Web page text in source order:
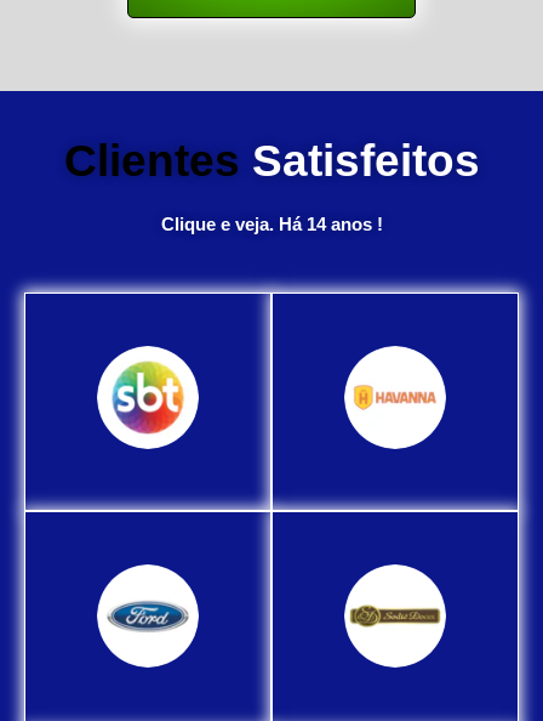
Clientes Satisfeitos
Clique e veja. Há 14 anos !